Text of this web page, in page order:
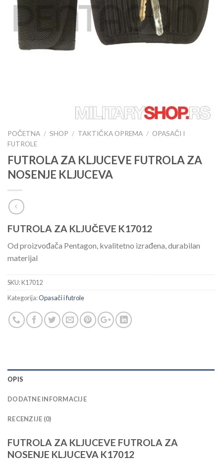
POČETNA / SHOP / TAKTIČKA OPREMA / OPASAČI I
FUTROLE
FUTROLA ZA KLJUCEVE FUTROLA ZA
NOSENJE KLJUCEVA
FUTROLA ZA KLJUČEVE K17012
Od proizvođača Pentagon, kvalitetno izrađena, durabilan
materijal
SKU:K17012
Kategorija:Opasači i futrole
OPIS
DODATNE INFORMACIJE
RECENZIJE (0)
FUTROLA ZA KLJUCEVE FUTROLA ZA
NOSENJE KLJUCEVA K17012